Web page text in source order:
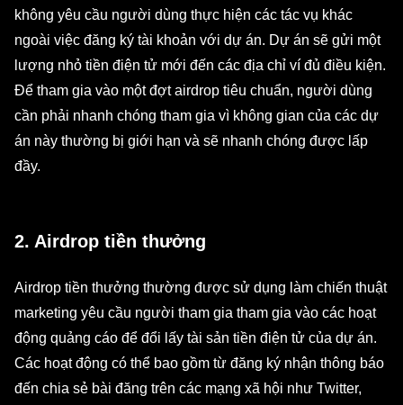
không yêu cầu người dùng thực hiện các tác vụ khác
ngoài việc đăng ký tài khoản với dự án. Dự án sẽ gửi một
lượng nhỏ tiền điện tử mới đến các địa chỉ ví đủ điều kiện.
Để tham gia vào một đợt airdrop tiêu chuẩn, người dùng
cần phải nhanh chóng tham gia vì không gian của các dự
án này thường bị giới hạn và sẽ nhanh chóng được lấp
đầy.
2. Airdrop tiền thưởng
Airdrop tiền thưởng thường được sử dụng làm chiến thuật
marketing yêu cầu người tham gia tham gia vào các hoạt
động quảng cáo để đổi lấy tài sản tiền điện tử của dự án.
Các hoạt động có thể bao gồm từ đăng ký nhận thông báo
đến chia sẻ bài đăng trên các mạng xã hội như Twitter,